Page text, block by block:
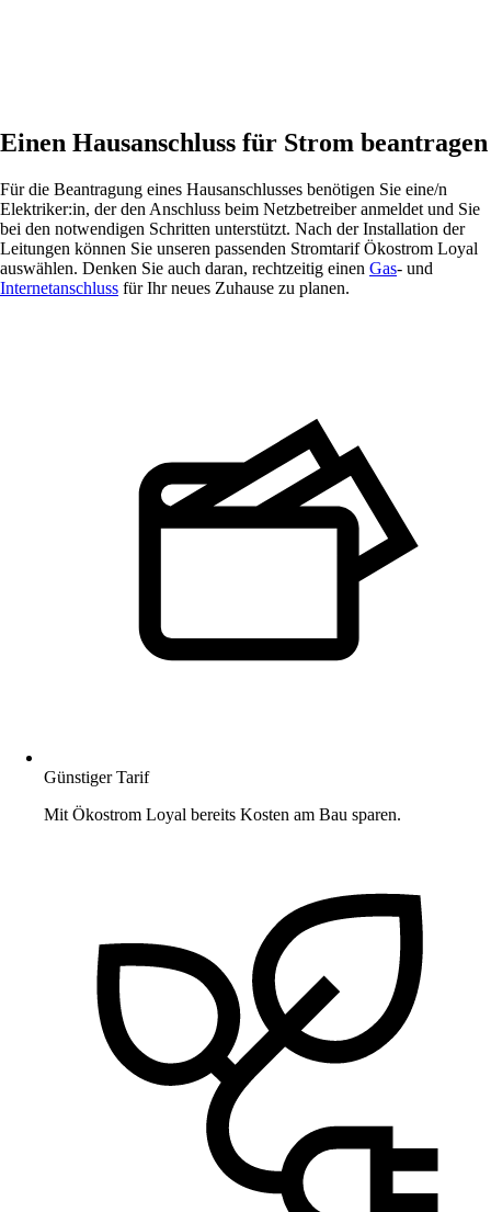
Einen Hausanschluss für Strom beantragen
Für die Beantragung eines Hausanschlusses benötigen Sie eine/n
Elektriker:in, der den Anschluss beim Netzbetreiber anmeldet und Sie
bei den notwendigen Schritten unterstützt. Nach der Installation der
Leitungen können Sie unseren passenden Stromtarif Ökostrom Loyal
auswählen. Denken Sie auch daran, rechtzeitig einen Gas- und
Internetanschluss für Ihr neues Zuhause zu planen.
Günstiger Tarif
Mit Ökostrom Loyal bereits Kosten am Bau sparen.